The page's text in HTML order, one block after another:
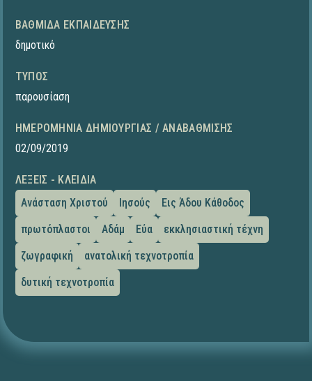
ΒΑΘΜΊΔΑ ΕΚΠΑΊΔΕΥΣΗΣ
δημοτικό
ΤΎΠΟΣ
παρουσίαση
ΗΜΕΡΟΜΗΝΊΑ ΔΗΜΙΟΥΡΓΊΑΣ / ΑΝΑΒΆΘΜΙΣΗΣ
02/09/2019
ΛΈΞΕΙΣ - ΚΛΕΙΔΙΆ
Ανάσταση Χριστού
Ιησούς
Εις Άδου Κάθοδος
πρωτόπλαστοι
Αδάμ Εύα
εκκλησιαστική τέχνη
ζωγραφική
ανατολική τεχνοτροπία
δυτική τεχνοτροπία